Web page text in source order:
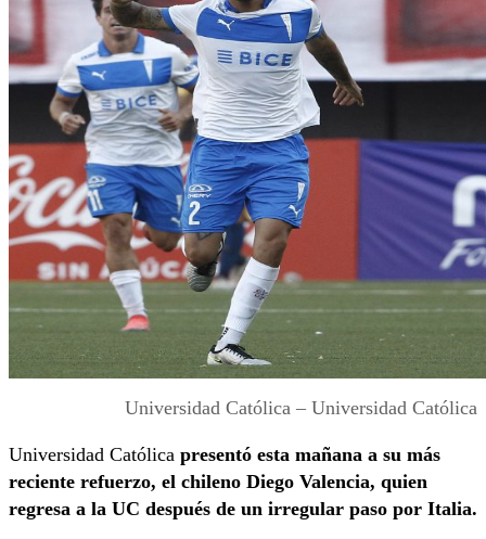
Universidad Católica – Universidad Católica
Universidad Católica presentó esta mañana a su más
reciente refuerzo, el chileno Diego Valencia, quien
regresa a la UC después de un irregular paso por Italia.